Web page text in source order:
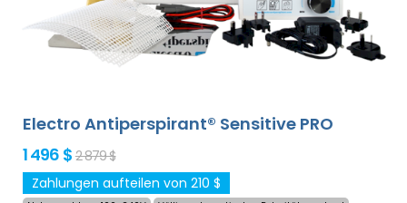
Sprache vor.
Electro Antiperspirant® Sensitive PRO
1 496 $ 2 879 $
Zahlungen aufteilen von 210 $